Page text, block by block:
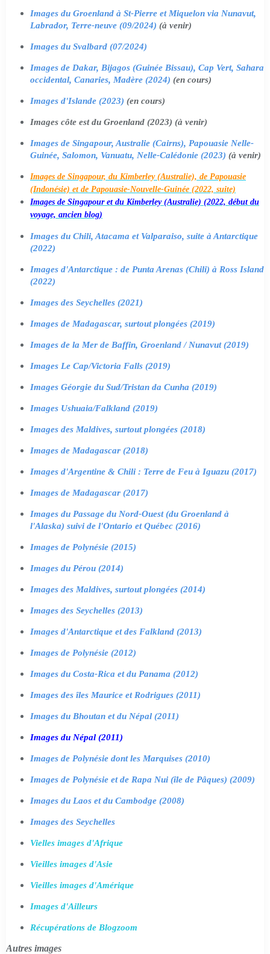
Images du Groenland à St-Pierre et Miquelon via Nunavut,
Labrador, Terre-neuve (09/2024) (à venir)
Images du Svalbard (07/2024)
Images de Dakar, Bijagos (Guinée Bissau), Cap Vert, Sahara
occidental, Canaries, Madère (2024) (en cours)
Images d'Islande (2023) (en cours)
Images côte est du Groenland (2023) (à venir)
Images de Singapour, Australie (Cairns), Papouasie Nelle-
Guinée, Salomon, Vanuatu, Nelle-Calédonie (2023) (à venir)
Images de Singapour, du Kimberley (Australie), de Papouasie
(Indonésie) et de Papouasie-Nouvelle-Guinée (2022, suite)
Images de Singapour et du Kimberley (Australie) (2022, début du
voyage, ancien blog)
Images du Chili, Atacama et Valparaiso, suite à Antarctique
(2022)
Images d'Antarctique : de Punta Arenas (Chili) à Ross Island
(2022)
Images des Seychelles (2021)
Images de Madagascar, surtout plongées (2019)
Images de la Mer de Baffin, Groenland / Nunavut (2019)
Images Le Cap/Victoria Falls (2019)
Images Géorgie du Sud/Tristan da Cunha (2019)
Images Ushuaia/Falkland (2019)
Images des Maldives, surtout plongées (2018)
Images de Madagascar (2018)
Images d'Argentine & Chili : Terre de Feu à Iguazu (2017)
Images de Madagascar (2017)
Images du Passage du Nord-Ouest (du Groenland à
l'Alaska) suivi de l'Ontario et Québec (2016)
Images de Polynésie (2015)
Images du Pérou (2014)
Images des Maldives, surtout plongées (2014)
Images des Seychelles (2013)
Images d'Antarctique et des Falkland (2013)
Images de Polynésie (2012)
Images du Costa-Rica et du Panama (2012)
Images des îles Maurice et Rodrigues (2011)
Images du Bhoutan et du Népal (2011)
Images du Népal (2011)
Images de Polynésie dont les Marquises (2010)
Images de Polynésie et de Rapa Nui (île de Pâques) (2009)
Images du Laos et du Cambodge (2008)
Images des Seychelles
Vielles images d'Afrique
Vieilles images d'Asie
Vieilles images d'Amérique
Images d'Ailleurs
Récupérations de Blogzoom
Autres images